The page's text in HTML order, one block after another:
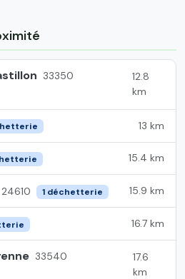
33350
12.8
km
13 km
15.4 km
24610 1 déchetterie 15.9 km
16.7 km
33540
17.6
km